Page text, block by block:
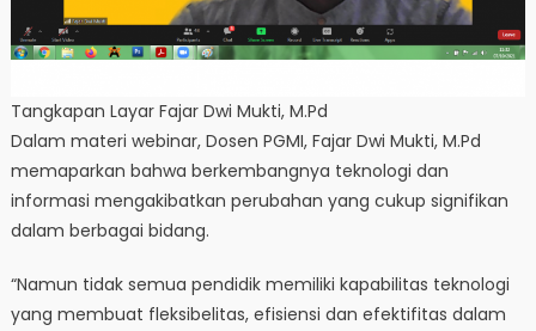
Tangkapan Layar Fajar Dwi Mukti, M.Pd
Dalam materi webinar, Dosen PGMI, Fajar Dwi Mukti, M.Pd
memaparkan bahwa berkembangnya teknologi dan
informasi mengakibatkan perubahan yang cukup signifikan
dalam berbagai bidang.
“Namun tidak semua pendidik memiliki kapabilitas teknologi
yang membuat fleksibelitas, efisiensi dan efektifitas dalam